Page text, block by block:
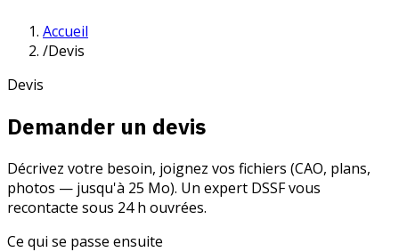
Accueil
/Devis
Devis
Demander un devis
Décrivez votre besoin, joignez vos fichiers (CAO, plans,
photos — jusqu'à 25 Mo). Un expert DSSF vous
recontacte sous 24 h ouvrées.
Ce qui se passe ensuite